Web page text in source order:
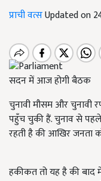
प्राची वत्सUpdated on
सदन में आज होगी बैठक
चुनावी मौसम और चुनावी
पहुँच चुकी हैं. चुनाव से
रहती है की आखिर जनता
हकीकत तो यह है की बाद